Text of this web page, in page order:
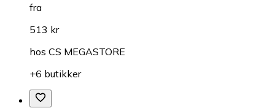
fra
513 kr
hos CS MEGASTORE
+6 butikker